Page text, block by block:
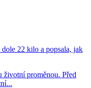
22 kilo a popsala, jak
životní proměnou. Před